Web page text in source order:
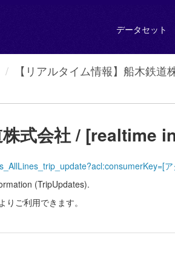
データセット
【リアルタイム情報】船木鉄道
株式会社 / [realtime
(TripUpdates).
ご利用できます。